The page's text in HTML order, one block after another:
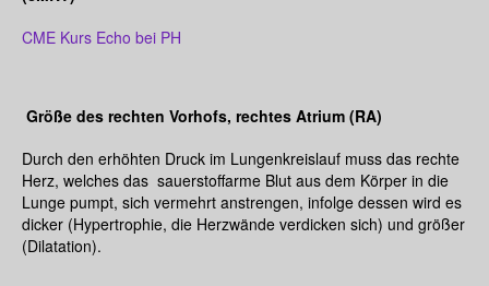
CME Kurs Echo bei PH
Größe des rechten Vorhofs, rechtes Atrium (RA)
Durch den erhöhten Druck im Lungenkreislauf muss das rechte
Herz, welches das sauerstoffarme Blut aus dem Körper in die
Lunge pumpt, sich vermehrt anstrengen, infolge dessen wird es
dicker (Hypertrophie, die Herzwände verdicken sich) und größer
(Dilatation).